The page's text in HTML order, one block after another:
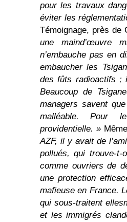
pour les travaux
éviter les
Témoignage, près de
une maind’œuvre
n’embauche pas en
embaucher les
des fûts radioactifs ;
Beaucoup de
managers savent
malléable. Pour
providentielle. »
AZF, il y avait de
pollués, qui trouve-t-
comme ouvriers de
une protection
mafieuse en France.
qui sous-traitent
et les immigrés